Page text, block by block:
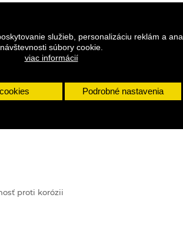
služieb, personalizáciu reklám a
návštevnosti súbory cookie.
viac informácií
Podrobné nastavenia
DETAILY
proti korózii